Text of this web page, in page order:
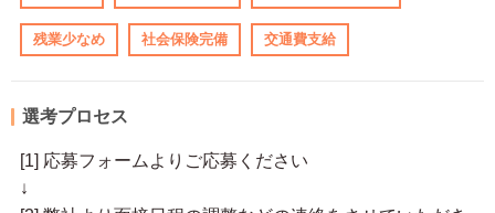
残業少なめ 社会保険完備 交通費支給
選考プロセス
[1] 応募フォームよりご応募ください
↓